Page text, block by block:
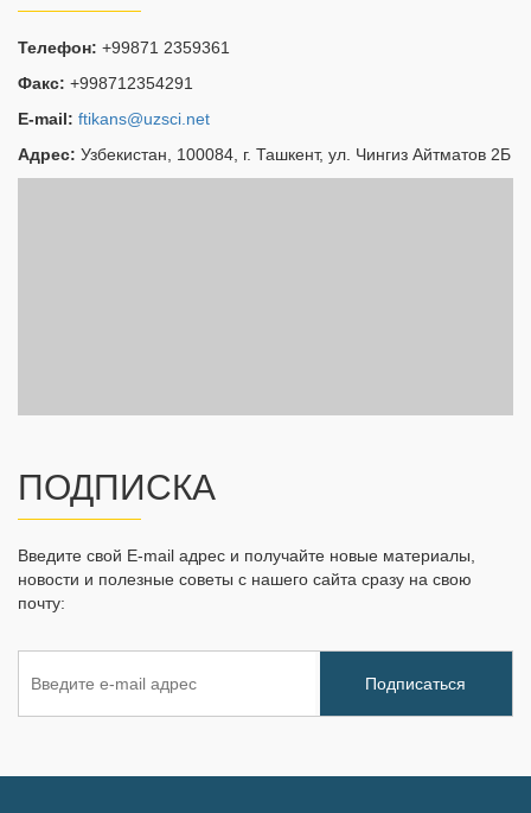
Телефон: +99871 2359361
Факс: +998712354291
E-mail: ftikans@uzsci.net
Адрес: Узбекистан, 100084, г. Ташкент, ул. Чингиз Айтматов 2Б
ПОДПИСКА
Введите свой E-mail адрес и получайте новые материалы,
новости и полезные советы с нашего сайта сразу на свою
почту: